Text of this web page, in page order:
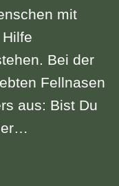
mit
Bei der
Fellnasen
aus: Bist Du